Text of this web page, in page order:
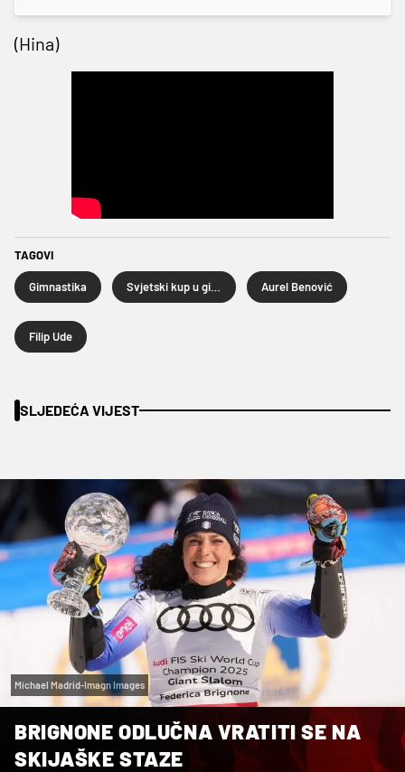
(Hina)
TAGOVI
Gimnastika Aurel Benović
Filip Ude
SLJEDEĆA VIJEST
Michael Madrid-Imagn Images
BRIGNONE ODLUČNA VRATITI SE NA
SKIJAŠKE STAZE